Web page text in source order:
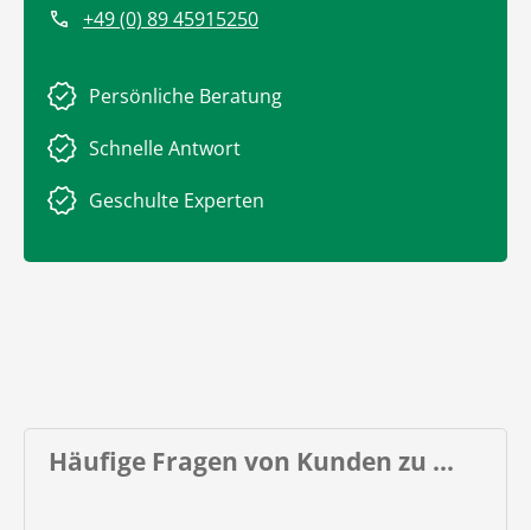
+49 (0) 89 45915250
Persönliche Beratung
Schnelle Antwort
Geschulte Experten
Häufige Fragen von Kunden zu ...